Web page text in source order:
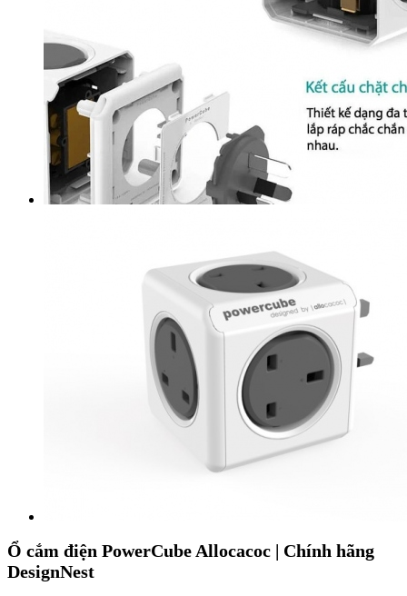
Ổ cắm điện PowerCube Allocacoc | Chính hãng
DesignNest